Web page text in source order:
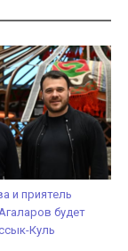
и приятель
будет
Куль